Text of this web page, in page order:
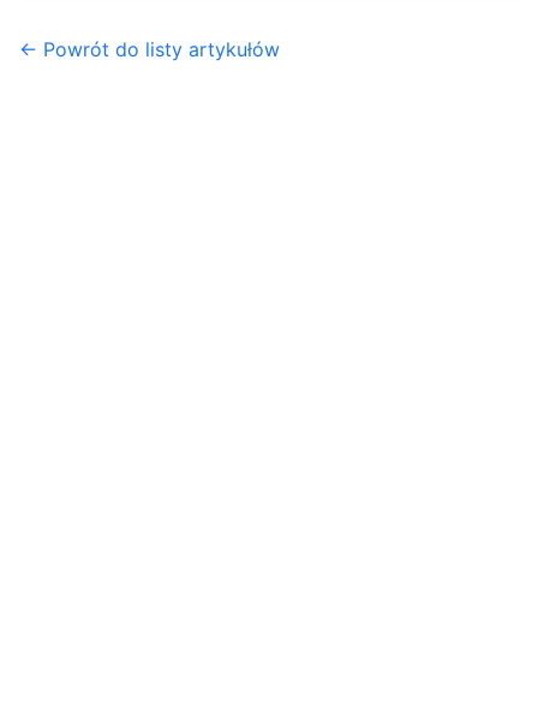
← Powrót do listy artykułów